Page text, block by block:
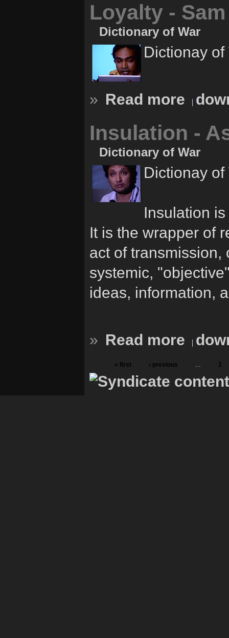
Loyalty -
Dictionary of War
Dictionay
» Read more
Insulation -
Dictionary of War
Dictionay
Insulation
It is the wrapper of
act of transmission,
systemic,
ideas, information,
» Read more
« first ‹ previous … 2